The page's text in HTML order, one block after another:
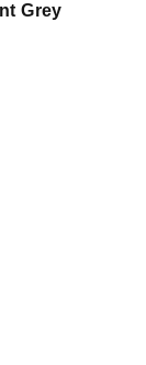
Grey